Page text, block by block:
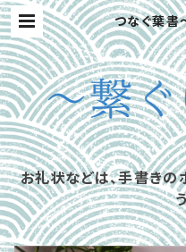
つなぐ葉書
お礼状などは、手書きの